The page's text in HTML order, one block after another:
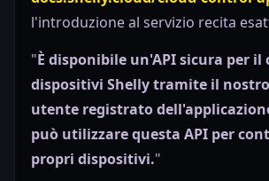
l'introduzione al servizio recita
"È disponibile un'API sicura per
dispositivi Shelly tramite il
utente registrato
può utilizzare questa API per
propri dispositivi."